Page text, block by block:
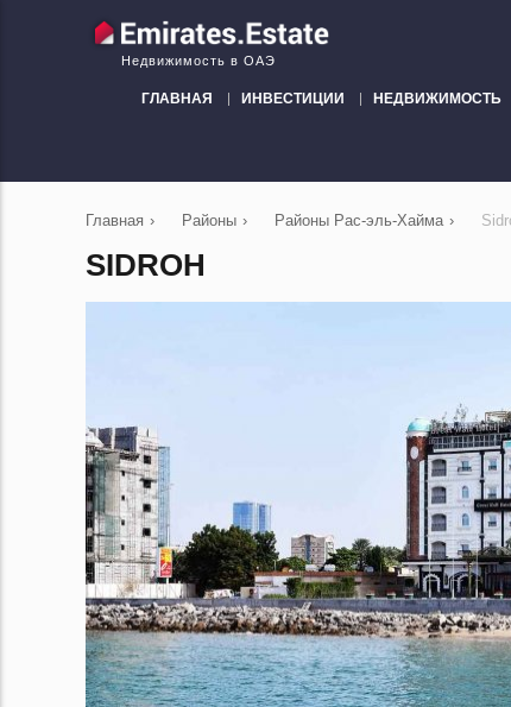
Недвижимость в ОАЭ
ГЛАВНАЯ ИНВЕСТИЦИИ НЕДВИЖИМОСТЬ
Главная › Районы › Районы Рас-эль-Хайма ›
SIDROH